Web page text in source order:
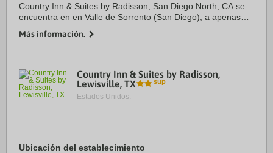
Country Inn & Suites by Radisson, San Diego North, CA se
encuentra en en Valle de Sorrento (San Diego), a apenas
Diego y Campo de golf Torrey Pines. ...
Más información.
Country Inn & Suites by Radisson,
Lewisville, TX
Estados Unidos.
Ubicación del establecimiento